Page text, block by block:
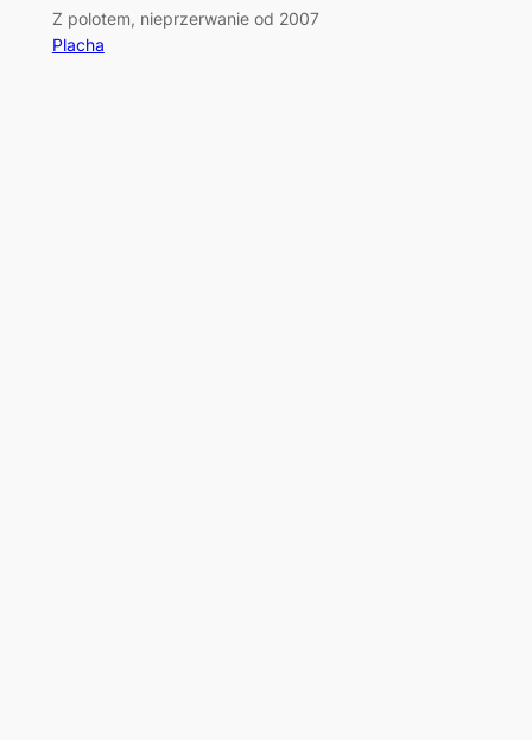
Z polotem, nieprzerwanie od 2007
Placha